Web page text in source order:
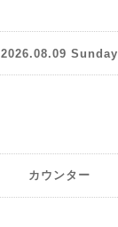
2026.08.09 Sunday
カウンター